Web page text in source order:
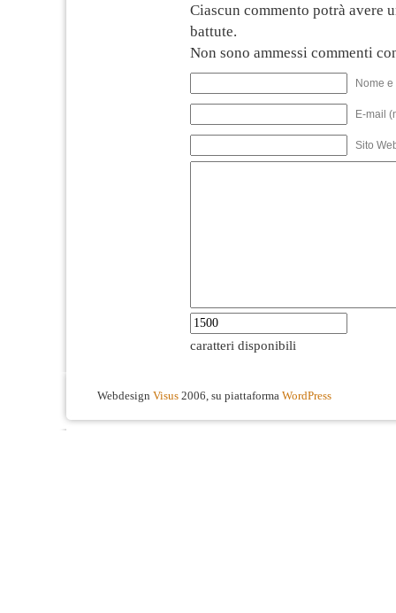
Ciascun commento potrà avere
battute.
Non sono ammessi commenti
Nome
E-mail
Sito
caratteri disponibili
Webdesign Visus 2006, su piattaforma WordPress